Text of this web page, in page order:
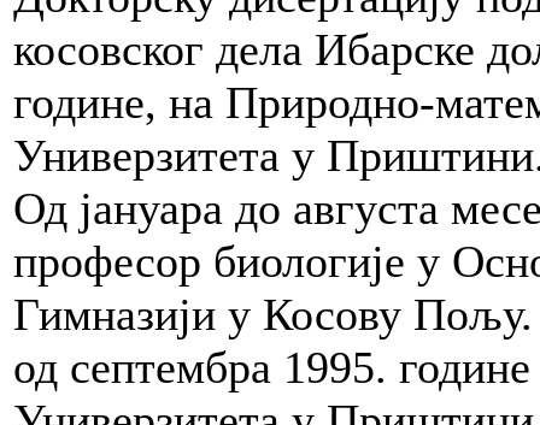
косовског дела Ибарске
године, на Природно-
Универзитета у
Од јануара до августа
професор биологије у
Гимназији у Косову
од септембра 1995.